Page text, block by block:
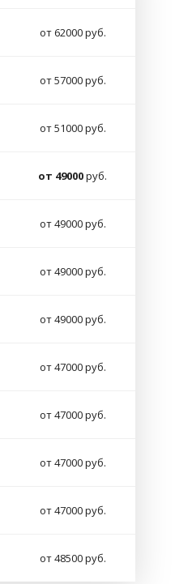
от 62000 руб.
от 57000 руб.
от 51000 руб.
от 49000руб.
от 49000 руб.
от 49000 руб.
от 49000 руб.
от 47000 руб.
от 47000 руб.
от 47000 руб.
от 47000 руб.
от 48500 руб.